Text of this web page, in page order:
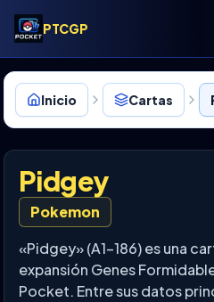
PTCGP
Inicio Cartas
Pidgey
Pokemon
«Pidgey» (A1-186) es una
expansión Genes
Pocket. Entre sus datos